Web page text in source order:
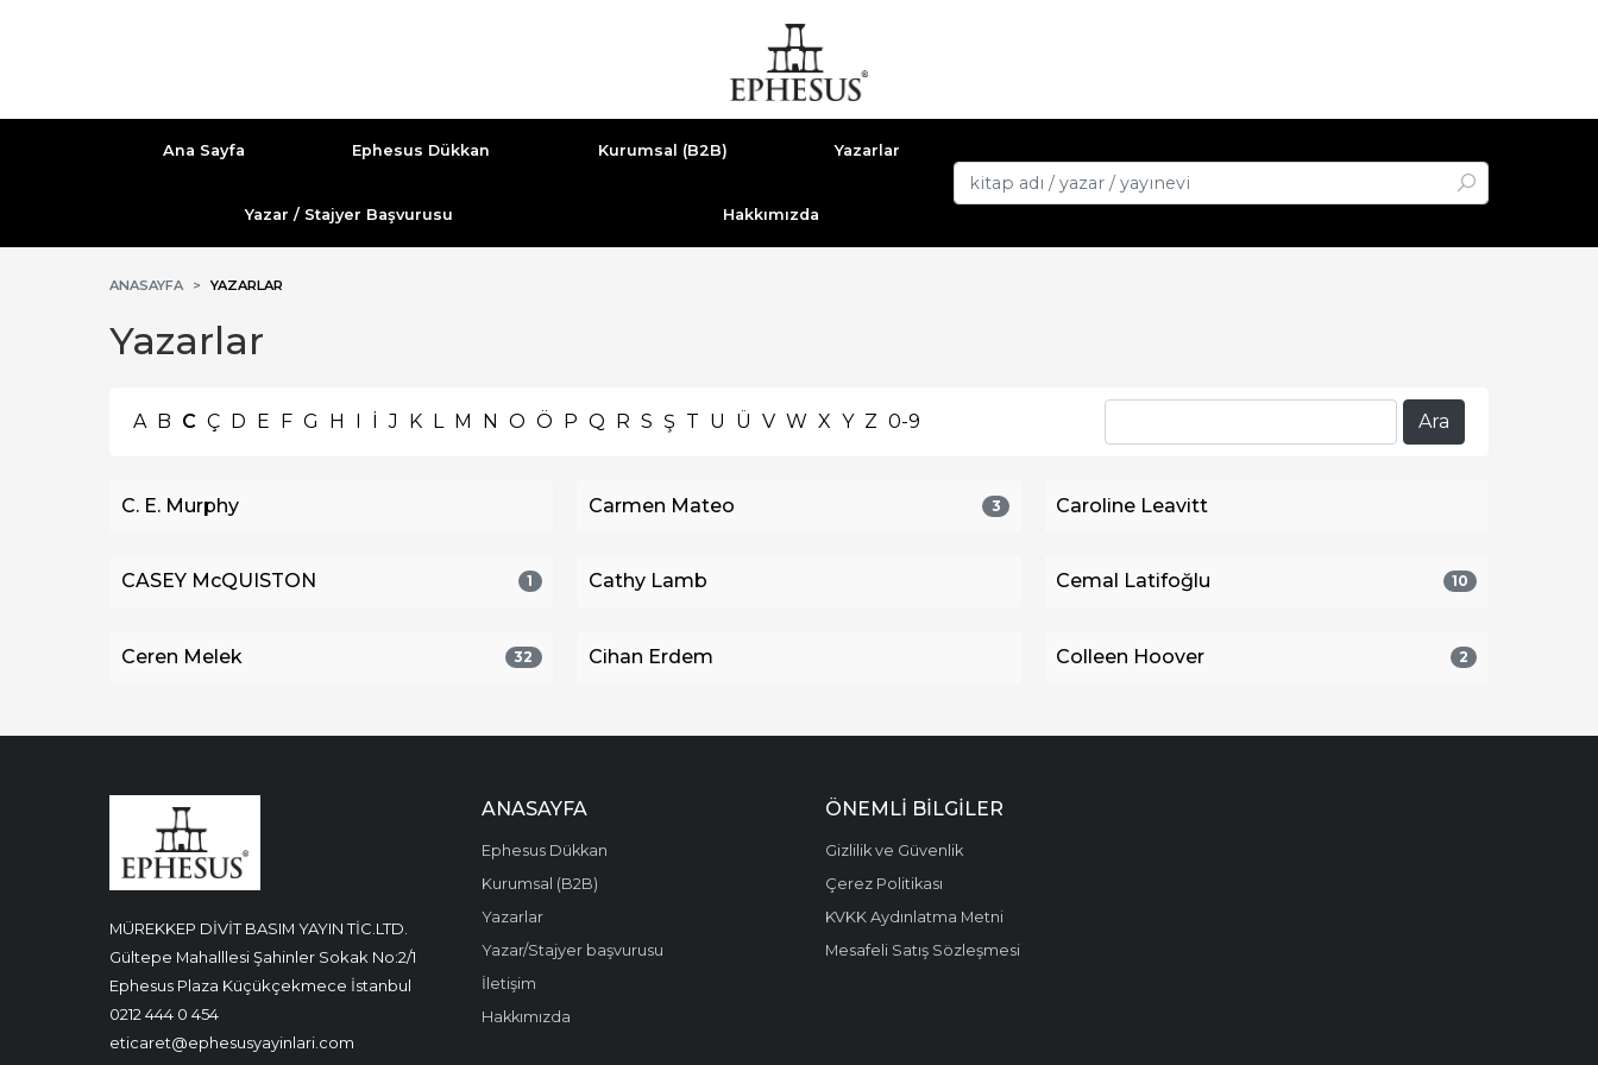
Ana Sayfa Ephesus Dükkan Kurumsal (B2B) Yazarlar
Yazar / Stajyer Başvurusu Hakkımızda
ANASAYFA YAZARLAR
Yazarlar
A B C Ç D E F G H I İ J K L M N O Ö P Q R S Ş T U Ü V W X Y Z 0-9
C. E. Murphy Carmen Mateo 3 Caroline Leavitt
CASEY McQUISTON 1 Cathy Lamb Cemal Latifoğlu 10
Ceren Melek 32 Cihan Erdem Colleen Hoover 2
MÜREKKEP DİVİT BASIM YAYIN TİC.LTD.
Gültepe Mahalllesi Şahinler Sokak No:2/1
Ephesus Plaza Küçükçekmece İstanbul
0212 444 0 454
eticaret@ephesusyayinlari.com
ANASAYFA
Ephesus Dükkan
Kurumsal (B2B)
Yazarlar
Yazar/Stajyer başvurusu
İletişim
Hakkımızda
ÖNEMLI BILGILER
Gizlilik ve Güvenlik
Çerez Politikası
KVKK Aydınlatma Metni
Mesafeli Satış Sözleşmesi